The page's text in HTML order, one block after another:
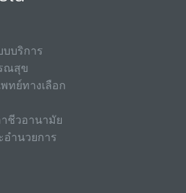
บริการ
ณสุข
ทย์ทางเลือก
ชีวอานามัย
อำนวยการ